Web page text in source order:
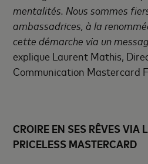
mentalités. Nous sommes
ambassadrices, à la
cette démarche via un
explique Laurent Mathis,
Communication Mastercard
CROIRE EN SES RÊVES VIA
PRICELESS MASTERCARD